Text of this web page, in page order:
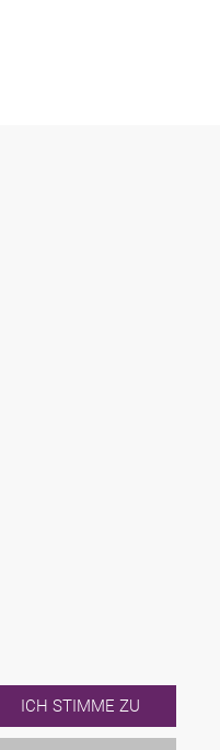
ICH STIMME ZU